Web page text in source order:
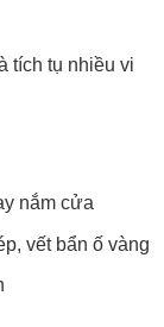
tích tụ nhiều vi
nắm cửa
vết bẩn ố vàng